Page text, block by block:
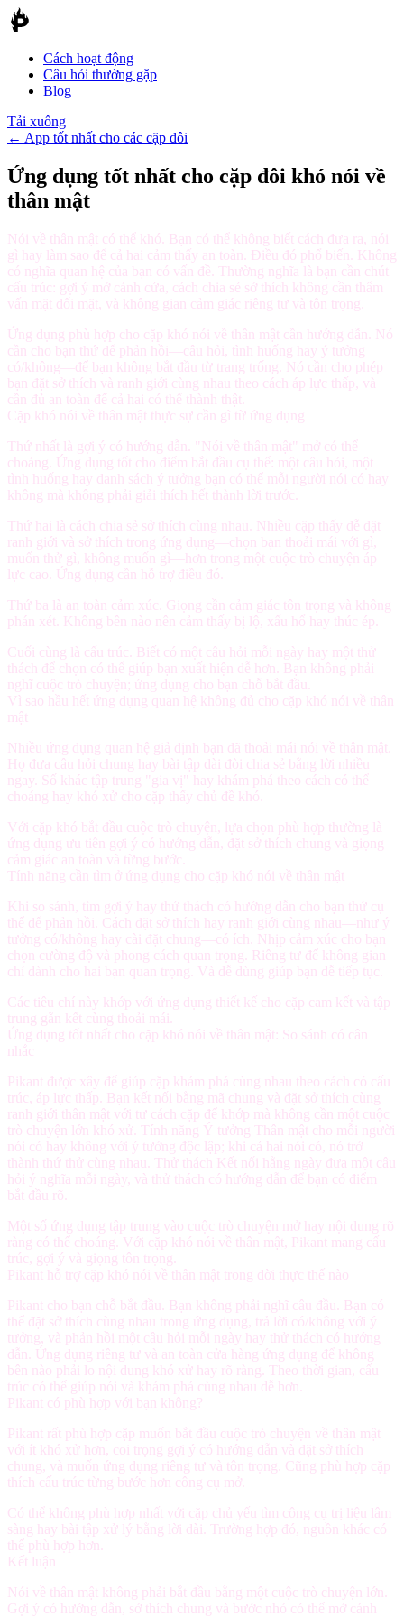
Cách hoạt động
Câu hỏi thường gặp
Blog
Tải xuống
← App tốt nhất cho các cặp đôi
Ứng dụng tốt nhất cho cặp đôi khó nói về
thân mật
Nói về thân mật có thể khó. Bạn có thể không biết cách đưa ra, nói
gì hay làm sao để cả hai cảm thấy an toàn. Điều đó phổ biến. Không
có nghĩa quan hệ của bạn có vấn đề. Thường nghĩa là bạn cần chút
cấu trúc: gợi ý mở cánh cửa, cách chia sẻ sở thích không cần thẩm
vấn mặt đối mặt, và không gian cảm giác riêng tư và tôn trọng.
Ứng dụng phù hợp cho cặp khó nói về thân mật cần hướng dẫn. Nó
cần cho bạn thứ để phản hồi—câu hỏi, tình huống hay ý tưởng
có/không—để bạn không bắt đầu từ trang trống. Nó cần cho phép
bạn đặt sở thích và ranh giới cùng nhau theo cách áp lực thấp, và
cần đủ an toàn để cả hai có thể thành thật.
Cặp khó nói về thân mật thực sự cần gì từ ứng dụng
Thứ nhất là gợi ý có hướng dẫn . "Nói về thân mật" mở có thể
choáng. Ứng dụng tốt cho điểm bắt đầu cụ thể: một câu hỏi, một
tình huống hay danh sách ý tưởng bạn có thể mỗi người nói có hay
không mà không phải giải thích hết thành lời trước.
Thứ hai là cách chia sẻ sở thích cùng nhau . Nhiều cặp thấy dễ đặt
ranh giới và sở thích trong ứng dụng—chọn bạn thoải mái với gì,
muốn thử gì, không muốn gì—hơn trong một cuộc trò chuyện áp
lực cao. Ứng dụng cần hỗ trợ điều đó.
Thứ ba là an toàn cảm xúc
. Giọng cần cảm giác tôn trọng và không
phán xét. Không bên nào nên cảm thấy bị lộ, xấu hổ hay thúc ép.
Cuối cùng là cấu trúc
. Biết có một câu hỏi mỗi ngày hay một thử
thách để chọn có thể giúp bạn xuất hiện dễ hơn. Bạn không phải
nghĩ cuộc trò chuyện; ứng dụng cho bạn chỗ bắt đầu.
Vì sao hầu hết ứng dụng quan hệ không đủ cho cặp khó nói về thân
mật
Nhiều ứng dụng quan hệ giả định bạn đã thoải mái nói về thân mật.
Họ đưa câu hỏi chung hay bài tập dài đòi chia sẻ bằng lời nhiều
ngay. Số khác tập trung "gia vị" hay khám phá theo cách có thể
choáng hay khó xử cho cặp thấy chủ đề khó.
Với cặp khó bắt đầu cuộc trò chuyện, lựa chọn phù hợp thường là
ứng dụng ưu tiên gợi ý có hướng dẫn, đặt sở thích chung và giọng
cảm giác an toàn và từng bước.
Tính năng cần tìm ở ứng dụng cho cặp khó nói về thân mật
Khi so sánh, tìm gợi ý hay thử thách có hướng dẫn cho bạn thứ cụ
thể để phản hồi. Cách đặt sở thích hay ranh giới cùng nhau—như ý
tưởng có/không hay cài đặt chung—có ích.
Nhịp cảm xúc cho bạn
chọn cường độ và phong cách quan trọng.
Riêng tư để không gian
chỉ dành cho hai bạn quan trọng. Và dễ dùng giúp bạn dễ tiếp tục.
Các tiêu chí này khớp với ứng dụng thiết kế cho cặp cam kết và tập
trung gắn kết cùng thoải mái.
Ứng dụng tốt nhất cho cặp khó nói về thân mật: So sánh có cân
nhắc
Pikant được xây để giúp cặp khám phá cùng nhau theo cách có cấu
trúc, áp lực thấp. Bạn kết nối bằng mã chung và đặt sở thích cùng
ranh giới thân mật với tư cách cặp để khớp mà không cần một cuộc
trò chuyện lớn khó xử. Tính năng Ý tưởng Thân mật cho mỗi người
nói có hay không với ý tưởng độc lập; khi cả hai nói có, nó trở
thành thứ thử cùng nhau. Thử thách Kết nối hằng ngày đưa một câu
hỏi ý nghĩa mỗi ngày, và thử thách có hướng dẫn để bạn có điểm
bắt đầu rõ.
Một số ứng dụng tập trung vào cuộc trò chuyện mở hay nội dung rõ
ràng có thể choáng. Với cặp khó nói về thân mật, Pikant mang cấu
trúc, gợi ý và giọng tôn trọng.
Pikant hỗ trợ cặp khó nói về thân mật trong đời thực thế nào
Pikant cho bạn chỗ bắt đầu. Bạn không phải nghĩ câu đầu. Bạn có
thể đặt sở thích cùng nhau trong ứng dụng, trả lời có/không với ý
tưởng, và phản hồi một câu hỏi mỗi ngày hay thử thách có hướng
dẫn. Ứng dụng riêng tư và an toàn cửa hàng ứng dụng để không
bên nào phải lo nội dung khó xử hay rõ ràng. Theo thời gian, cấu
trúc có thể giúp nói và khám phá cùng nhau dễ hơn.
Pikant có phù hợp với bạn không?
Pikant rất phù hợp cặp muốn bắt đầu cuộc trò chuyện về thân mật
với ít khó xử hơn, coi trọng gợi ý có hướng dẫn và đặt sở thích
chung, và muốn ứng dụng riêng tư và tôn trọng. Cũng phù hợp cặp
thích cấu trúc từng bước hơn công cụ mở.
Có thể không phù hợp nhất với cặp chủ yếu tìm công cụ trị liệu lâm
sàng hay bài tập xử lý bằng lời dài. Trường hợp đó, nguồn khác có
thể phù hợp hơn.
Kết luận
Nói về thân mật không phải bắt đầu bằng một cuộc trò chuyện lớn.
Gợi ý có hướng dẫn, sở thích chung và bước nhỏ có thể mở cánh